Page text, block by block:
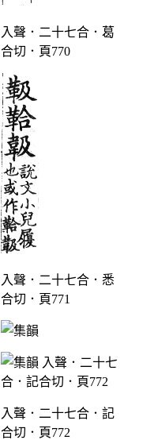
入聲．二十七合．葛
合切．頁770
入聲．二十七合．悉
合切．頁771
入聲．二十七合．記
合切．頁772